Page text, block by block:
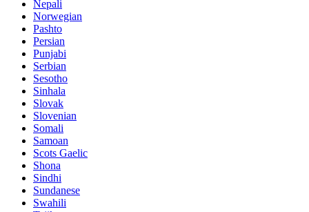
Nepali
Norwegian
Pashto
Persian
Punjabi
Serbian
Sesotho
Sinhala
Slovak
Slovenian
Somali
Samoan
Scots Gaelic
Shona
Sindhi
Sundanese
Swahili